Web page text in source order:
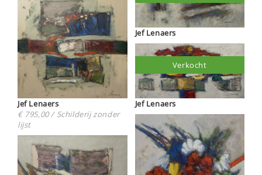
Jef Lenaers
€ 795,00 / Schilderij zonder
lijst
Jef Lenaers
Jef Lenaers
Verkocht